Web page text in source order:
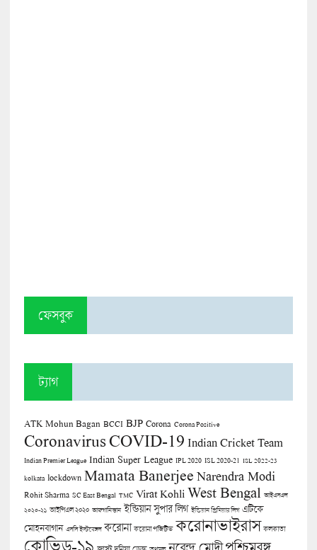
ফেসবুক
ট্যাগ
ATK Mohun Bagan BCCI BJP Corona Corona Positive
CoronavirusCOVID-19 Indian Cricket Team
Indian Premier League Indian Super League IPL 2020 ISL 2020-21 ISL 2022-23
kolkata lockdown Mamata Banerjee Narendra Modi
Rohit Sharma SC East Bengal TMC Virat Kohli West Bengal আইএসএল
২০২০-২১ আইপিএল ২০২০ আফগানিস্তান ইন্ডিয়ান সুপার লিগ ইন্ডিয়ান প্রিমিয়ার লিগ এটিকে
মোহনবাগান এসসি ইস্টবেঙ্গল করোনা করোনা পজিটিভ করোনাভাইরাস কলকাতা
কোভিড-১৯